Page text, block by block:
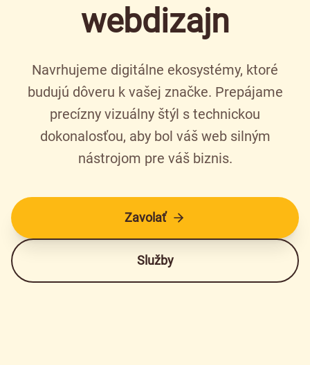
webdizajn
Navrhujeme digitálne ekosystémy, ktoré
budujú dôveru k vašej značke. Prepájame
precízny vizuálny štýl s technickou
dokonalosťou, aby bol váš web silným
nástrojom pre váš biznis.
Zavolať
Služby